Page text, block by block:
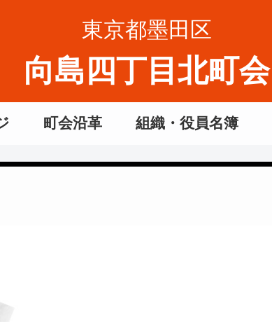
東京都墨田区
向島四丁目北町会
町会沿革 組織・役員名簿